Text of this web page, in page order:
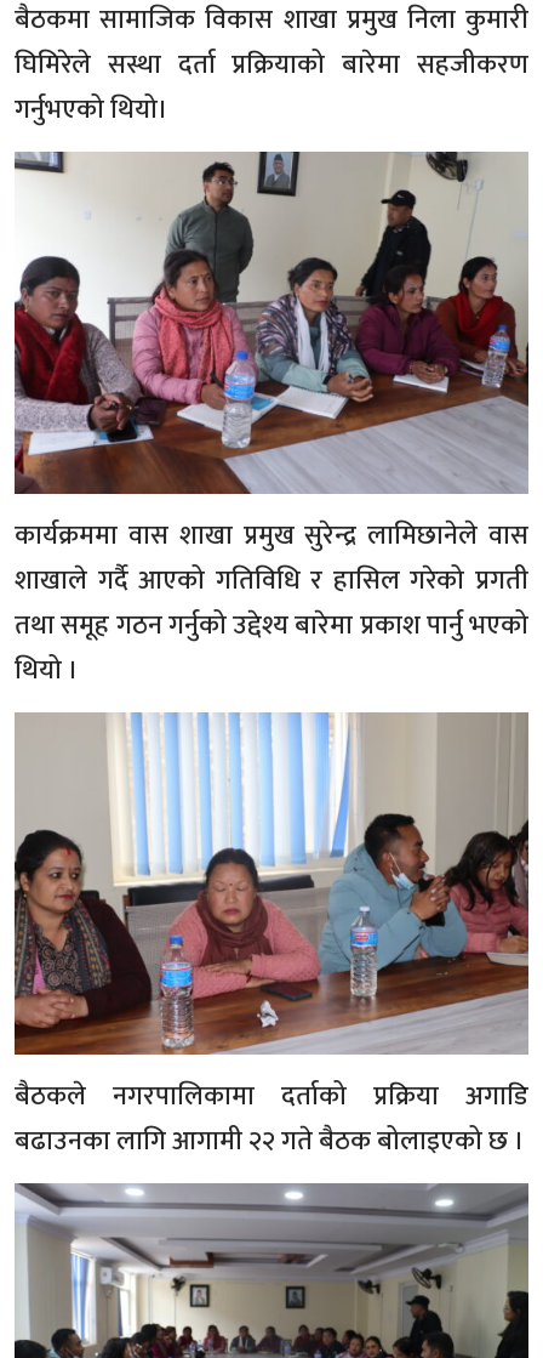
बैठकमा सामाजिक विकास शाखा प्रमुख निला कुमारी
घिमिरेले सस्था दर्ता प्रक्रियाको बारेमा सहजीकरण
गर्नुभएको थियो।
कार्यक्रममा वास शाखा प्रमुख सुरेन्द्र लामिछानेले वास
शाखाले गर्दै आएको गतिविधि र हासिल गरेको प्रगती
तथा समूह गठन गर्नुको उद्देश्य बारेमा प्रकाश पार्नु भएको
थियो ।
बैठकले नगरपालिकामा दर्ताको प्रक्रिया अगाडि
बढाउनका लागि आगामी २२ गते बैठक बोलाइएको छ ।